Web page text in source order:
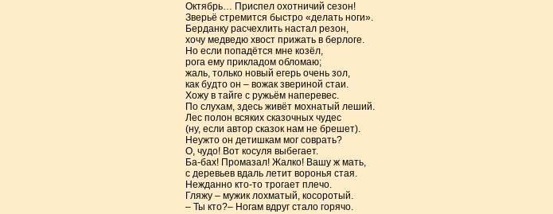
Октябрь… Приспел охотничий сезон!
Зверьё стремится быстро «делать ноги».
Берданку расчехлить настал резон,
хочу медведю хвост прижать в берлоге.
Но если попадётся мне козёл,
рога ему прикладом обломаю;
жаль, только новый егерь очень зол,
как будто он – вожак звериной стаи.
Хожу в тайге с ружьём наперевес.
По слухам, здесь живёт мохнатый леший.
Лес полон всяких сказочных чудес
(ну, если автор сказок нам не брешет).
Неужто он детишкам мог соврать?
О, чудо! Вот косуля выбегает.
Ба-бах! Промазал! Жалко! Вашу ж мать,
с деревьев вдаль летит воронья стая.
Нежданно кто-то трогает плечо.
Гляжу – мужик лохматый, косоротый.
– Ты кто?– Ногам вдруг стало горячо.